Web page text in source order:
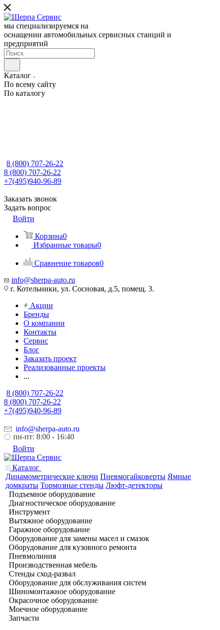
мы специализируемся на
оснащении автомобильных сервисных станций и
предприятий
Каталог
По всему сайту
По каталогу
8 (800) 707-26-22
8 (800) 707-26-22
+7(495)940-96-89
Заказать звонок
Задать вопрос
Войти
Корзина0
Избранные товары0
Сравнение товаров0
info@sherpa-auto.ru
г. Котельники, ул. Сосновая, д.5, помещ. 3.
Акции
Бренды
О компании
Контакты
Сервис
Блог
Заказать проект
Реализованные проекты
...
8 (800) 707-26-22
8 (800) 707-26-22
+7(495)940-96-89
info@sherpa-auto.ru
пн-пт: 8:00 - 16:40
Войти
Каталог
Динамометрические ключи Пневмогайковерты Ямные
домкраты Тормозные стенды Люфт-детекторы
Подъемное оборудование
Диагностическое оборудование
Инструмент
Вытяжное оборудование
Гаражное оборудование
Оборудование для замены масел и смазок
Оборудование для кузовного ремонта
Пневмолиния
Производственная мебель
Стенды сход-развал
Оборудование для обслуживания систем
Шиномонтажное оборудование
Окрасочное оборудование
Моечное оборудование
Запчасти